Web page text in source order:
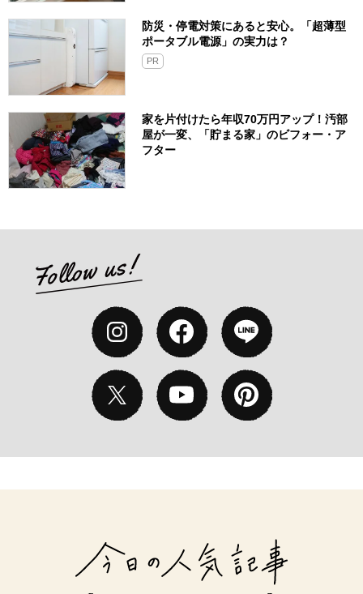
防災・停電対策にあると安心。「超薄型
ポータブル電源」の実力は？​
PR
家を片付けたら年収70万円アップ！汚部
屋が一変、「貯まる家」のビフォー・ア
フター